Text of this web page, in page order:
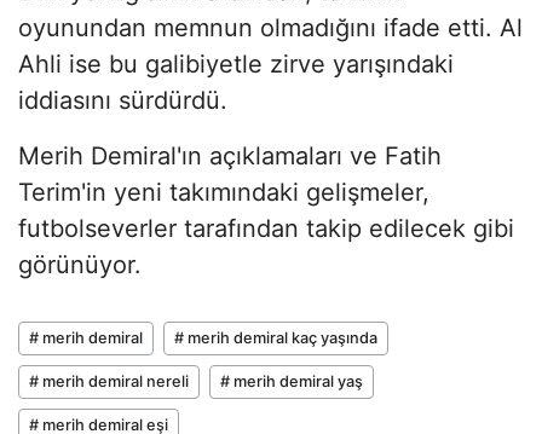
oyunundan memnun olmadığını ifade etti. Al
Ahli ise bu galibiyetle zirve yarışındaki
iddiasını sürdürdü.
Merih Demiral'ın açıklamaları ve Fatih
Terim'in yeni takımındaki gelişmeler,
futbolseverler tarafından takip edilecek gibi
görünüyor.
# merih demiral # merih demiral kaç yaşında
# merih demiral nereli # merih demiral yaş
# merih demiral eşi